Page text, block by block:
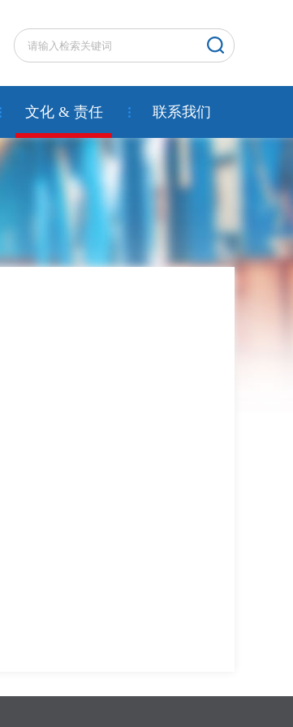
文化 & 责任 联系我们